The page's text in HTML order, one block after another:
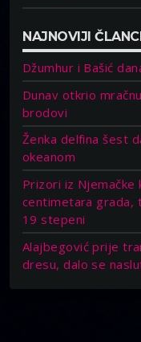
NAJNOVIJI
Džumhur i Bašić
Dunav otkrio
brodovi
Ženka delfina šest
okeanom
Prizori iz Njemačke
centimetara grada,
19 stepeni
Alajbegović prije
dresu, dalo se